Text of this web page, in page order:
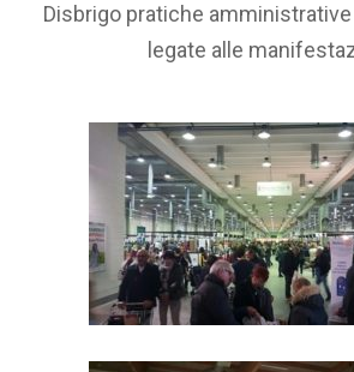
Disbrigo pratiche
legate alle